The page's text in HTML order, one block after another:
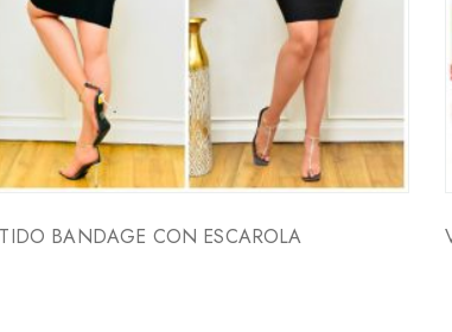
BANDAGE CON ESCAROLA